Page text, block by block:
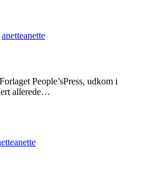
anetteanette
People’sPress, udkom i
allerede…
anette